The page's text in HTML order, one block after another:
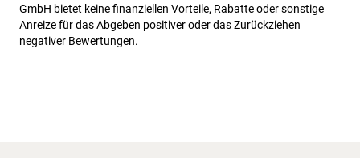
GmbH bietet keine finanziellen Vorteile, Rabatte oder sonstige
Anreize für das Abgeben positiver oder das Zurückziehen
negativer Bewertungen.